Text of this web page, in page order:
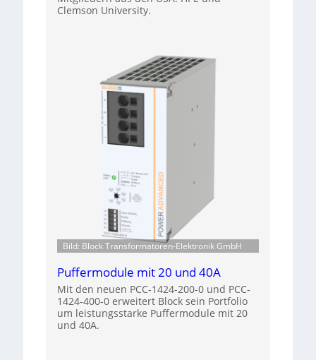
Clemson University.
Bild: Block Transformatoren-Elektronik GmbH
Puffermodule mit 20 und 40A
Mit den neuen PCC-1424-200-0 und PCC-
1424-400-0 erweitert Block sein Portfolio
um leistungsstarke Puffermodule mit 20
und 40A.